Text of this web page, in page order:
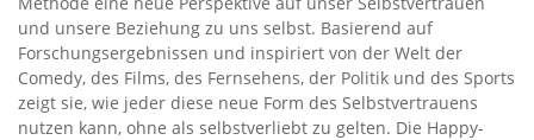
und unsere Beziehung zu uns selbst. Basierend auf
Forschungsergebnissen und inspiriert von der Welt der
Comedy, des Films, des Fernsehens, der Politik und des Sports
zeigt sie, wie jeder diese neue Form des Selbstvertrauens
nutzen kann, ohne als selbstverliebt zu gelten. Die Happy-